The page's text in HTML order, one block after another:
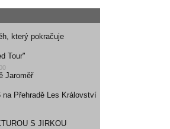
který pokračuje
Tour"
Jaroměř
Přehradě Les Království
S JIRKOU